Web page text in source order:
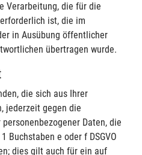
Verarbeitung, die für die
ist, die im
in Ausübung öffentlicher
übertragen wurde.
die sich aus Ihrer
jederzeit gegen die
Daten, die
Buchstaben e oder f DSGVO
dies gilt auch für ein auf